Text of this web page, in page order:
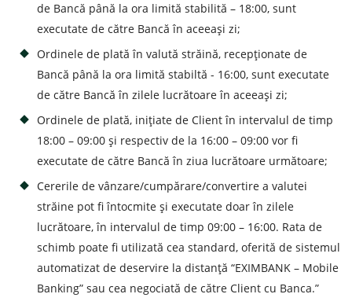
de Bancă până la ora limită stabilită – 18:00, sunt
executate de către Bancă în aceeași zi;
Ordinele de plată în valută străină, recepţionate de
Bancă până la ora limită stabiltă - 16:00, sunt executate
de către Bancă în zilele lucrătoare în aceeași zi;
Ordinele de plată, inițiate de Client în intervalul de timp
18:00 – 09:00 și respectiv de la 16:00 – 09:00 vor fi
executate de către Bancă în ziua lucrătoare următoare;
Cererile de vânzare/cumpărare/convertire a valutei
străine pot fi întocmite şi executate doar în zilele
lucrătoare, în intervalul de timp 09:00 – 16:00. Rata de
schimb poate fi utilizată cea standard, oferită de sistemul
automatizat de deservire la distanță “EXIMBANK – Mobile
Banking” sau cea negociată de către Client cu Banca.”